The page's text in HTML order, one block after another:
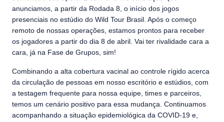
anunciamos, a partir da Rodada 8, o início dos jogos
presenciais no estúdio do Wild Tour Brasil. Após o começo
remoto de nossas operações, estamos prontos para receber
os jogadores a partir do dia 8 de abril. Vai ter rivalidade cara a
cara, já na Fase de Grupos, sim!
Combinando a alta cobertura vacinal ao controle rígido acerca
da circulação de pessoas em nosso escritório e estúdios, com
a testagem frequente para nossa equipe, times e parceiros,
temos um cenário positivo para essa mudança. Continuamos
acompanhando a situação epidemiológica da COVID-19 e,